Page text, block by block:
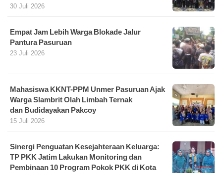
30 Juli 2026
Empat Jam Lebih Warga Blokade Jalur
Pantura Pasuruan
23 Juli 2026
Mahasiswa KKNT-PPM Unmer Pasuruan Ajak
Warga Slambrit Olah Limbah Ternak
dan Budidayakan Pakcoy
15 Juli 2026
Sinergi Penguatan Kesejahteraan Keluarga:
TP PKK Jatim Lakukan Monitoring dan
Pembinaan 10 Program Pokok PKK di Kota